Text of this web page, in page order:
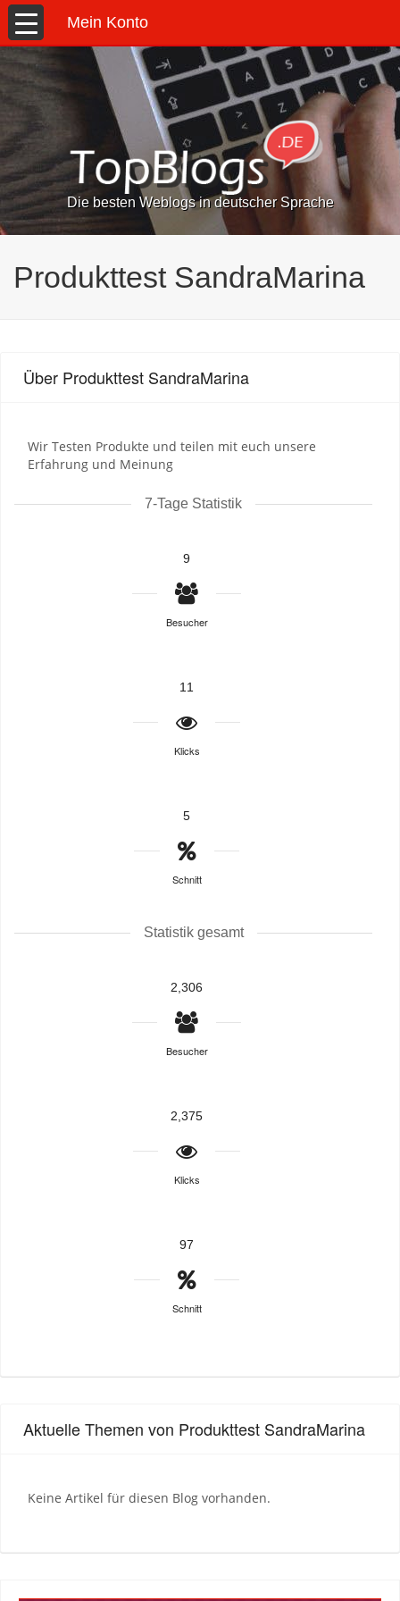
Mein Konto
Die besten Weblogs in deutscher Sprache
Produkttest SandraMarina
Über Produkttest SandraMarina
Wir Testen Produkte und teilen mit euch unsere
Erfahrung und Meinung
7-Tage Statistik
9
Besucher
11
Klicks
5
Schnitt
Statistik gesamt
2,306
Besucher
2,375
Klicks
97
Schnitt
Aktuelle Themen von Produkttest SandraMarina
Keine Artikel für diesen Blog vorhanden.